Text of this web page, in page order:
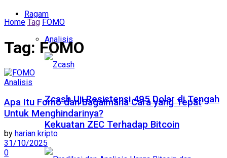
Ragam
Analisis
Zcash Uji Resistensi 495 Dolar di Tengah
Kekuatan ZEC Terhadap Bitcoin
Home Tag FOMO
Tag:FOMO
Analisis
Apa Itu Fomo dan Bagaimana Cara yang Tepat
Untuk Menghindarinya?
by harian kripto
31/10/2025
0